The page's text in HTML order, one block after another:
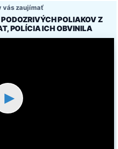
vás zaujímať
POLIAKOV Z
POLÍCIA ICH OBVINILA
▶